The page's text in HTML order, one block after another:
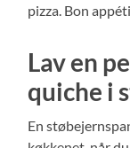
pizza. Bon
Lav en
quiche i
En